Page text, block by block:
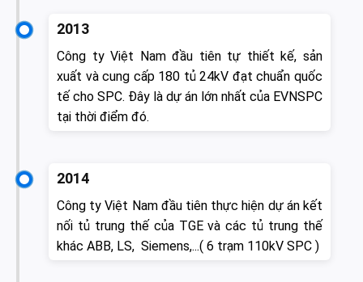
2013
Công ty Việt Nam đầu tiên tự thiết kế, sản
xuất và cung cấp 180 tủ 24kV đạt chuẩn quốc
tế cho SPC. Đây là dự án lớn nhất của EVNSPC
tại thời điểm đó.
2014
Công ty Việt Nam đầu tiên thực hiện dự án kết
nối tủ trung thế của TGE và các tủ trung thế
khác ABB, LS, Siemens,...( 6 trạm 110kV SPC )